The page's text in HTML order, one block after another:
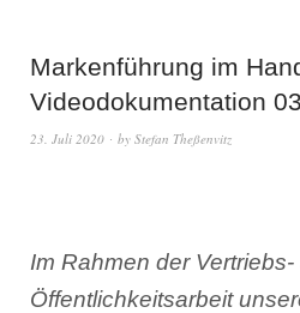
Markenführung im
Videodokumentation
23. Juli 2020 by Stefan Theßenvitz
Im Rahmen der Vertriebs-
Öffentlichkeitsarbeit